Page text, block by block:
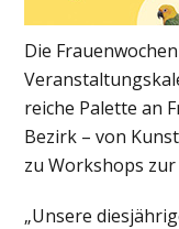
Die
reiche Palette an
Bezirk – von
zuWorkshops
„Unsere